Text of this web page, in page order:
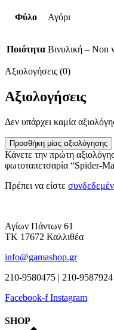
Φύλο Αγόρι
Ποιότητα Βινυλική – Non
Αξιολογήσεις (0)
Αξιολογήσεις
Δεν υπάρχει καμία
Προσθήκη μίας αξιολόγησης
Κάνετε την πρώτη
φωτοταπετσαρία “Spider-
Πρέπει να είστε
Αγίων Πάντων 61
ΤΚ 17672 Καλλιθέα
info@gamashop.gr
210-9580475 | 210-
Facebook-f Instagram
SHOP